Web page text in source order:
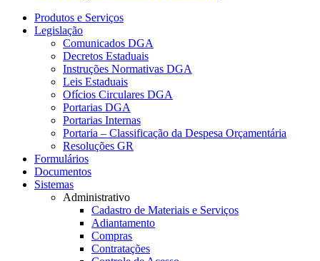
Produtos e Serviços
Legislação
Comunicados DGA
Decretos Estaduais
Instruções Normativas DGA
Leis Estaduais
Ofícios Circulares DGA
Portarias DGA
Portarias Internas
Portaria – Classificação da Despesa Orçamentária
Resoluções GR
Formulários
Documentos
Sistemas
Administrativo
Cadastro de Materiais e Serviços
Adiantamento
Compras
Contratações